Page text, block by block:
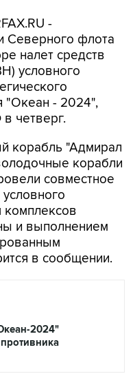
-
Северного флота
налет средств
условного
"Океан - 2024",
четверг.
корабль "Адмирал
корабли
совместное
комплексов
и выполнением
в сообщении.
2024"